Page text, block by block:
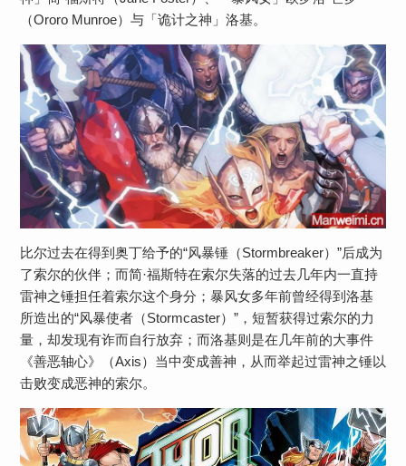
（Ororo Munroe）与「诡计之神」洛基。
比尔过去在得到奥丁给予的“风暴锤（Stormbreaker）”后成为
了索尔的伙伴；而简·福斯特在索尔失落的过去几年内一直持
雷神之锤担任着索尔这个身分；暴风女多年前曾经得到洛基
所造出的“风暴使者（Stormcaster）”，短暂获得过索尔的力
量，却发现有诈而自行放弃；而洛基则是在几年前的大事件
《善恶轴心》（Axis）当中变成善神，从而举起过雷神之锤以
击败变成恶神的索尔。